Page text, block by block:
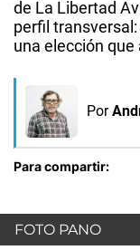
de La Libertad
perfil
una elección
Por
Para compartir:
FOTO PANO